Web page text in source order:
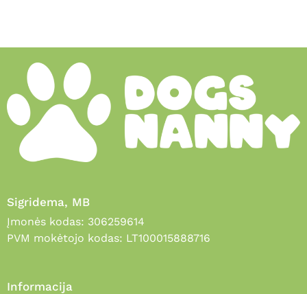
Sigridema, MB
Įmonės kodas: 306259614
PVM mokėtojo kodas: LT100015888716
Informacija